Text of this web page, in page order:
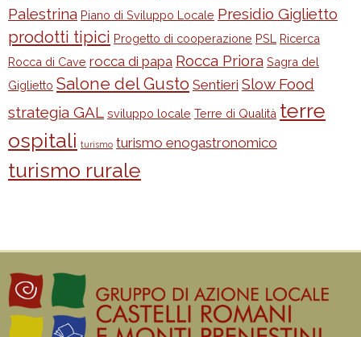
Palestrina Piano di Sviluppo Locale Presidio Giglietto
prodotti tipici Progetto di cooperazione PSL
Ricerca
Rocca di Cave rocca di papa Rocca Priora Sagra del
Giglietto Salone del Gusto Sentieri Slow Food
strategia GAL sviluppo locale Terre di Qualità terre
ospitali turismo turismo enogastronomico
turismo rurale